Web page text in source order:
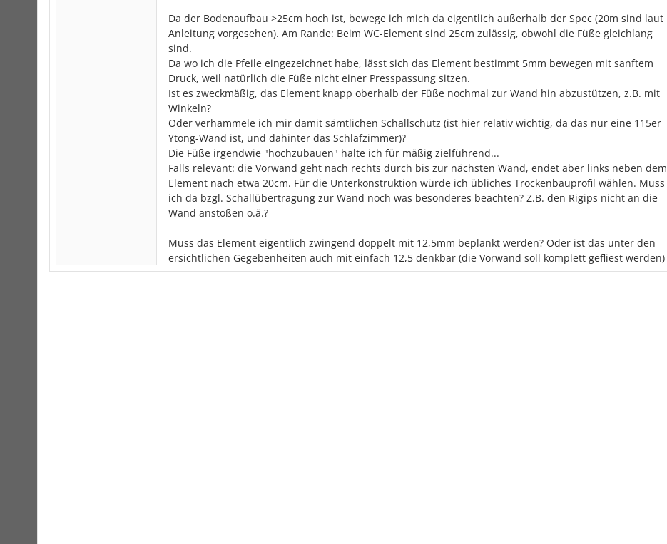
Da der Bodenaufbau >25cm hoch ist, bewege ich mich da eigentlich außerhalb der Spec (20m sind laut
Anleitung vorgesehen). Am Rande: Beim WC-Element sind 25cm zulässig, obwohl die Füße gleichlang
sind.
Da wo ich die Pfeile eingezeichnet habe, lässt sich das Element bestimmt 5mm bewegen mit sanftem
Druck, weil natürlich die Füße nicht einer Presspassung sitzen.
Ist es zweckmäßig, das Element knapp oberhalb der Füße nochmal zur Wand hin abzustützen, z.B. mit
Winkeln?
Oder verhammele ich mir damit sämtlichen Schallschutz (ist hier relativ wichtig, da das nur eine 115er
Ytong-Wand ist, und dahinter das Schlafzimmer)?
Die Füße irgendwie "hochzubauen" halte ich für mäßig zielführend...
Falls relevant: die Vorwand geht nach rechts durch bis zur nächsten Wand, endet aber links neben dem
Element nach etwa 20cm. Für die Unterkonstruktion würde ich übliches Trockenbauprofil wählen. Muss
ich da bzgl. Schallübertragung zur Wand noch was besonderes beachten? Z.B. den Rigips nicht an die
Wand anstoßen o.ä.?
Muss das Element eigentlich zwingend doppelt mit 12,5mm beplankt werden? Oder ist das unter den
ersichtlichen Gegebenheiten auch mit einfach 12,5 denkbar (die Vorwand soll komplett gefliest werden)